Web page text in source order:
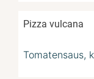
Pizza vulcana
Tomatensaus,